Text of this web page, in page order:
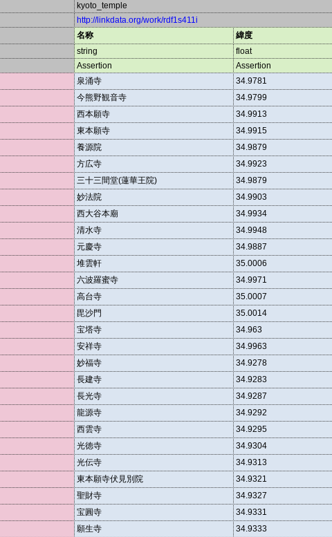
kyoto_temple
http://linkdata.org/work/rdf1s411i
名称 緯度
string float
Assertion Assertion
泉涌寺 34.9781
今熊野観音寺 34.9799
西本願寺 34.9913
東本願寺 34.9915
養源院 34.9879
方広寺 34.9923
三十三間堂(蓮華王院) 34.9879
妙法院 34.9903
西大谷本廟 34.9934
清水寺 34.9948
元慶寺 34.9887
堆雲軒 35.0006
六波羅蜜寺 34.9971
高台寺 35.0007
毘沙門 35.0014
宝塔寺 34.963
安祥寺 34.9963
妙福寺 34.9278
長建寺 34.9283
長光寺 34.9287
龍源寺 34.9292
西雲寺 34.9295
光徳寺 34.9304
光伝寺 34.9313
東本願寺伏見別院 34.9321
聖財寺 34.9327
宝圓寺 34.9331
願生寺 34.9333